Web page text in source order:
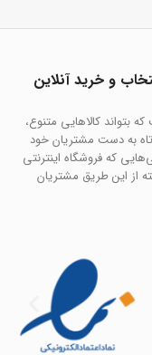
و خرید آنلاین
بتواند کالاهایی متنوع،
به دست مشتریان خود
که فروشگاه اینترنتی
از این طریق مشتریان